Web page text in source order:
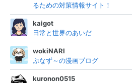
るための対策情報サイト！
kaigot
日常と世界のあいだ
wokiNARI
ぷなず～の漫画ブログ
kuronon0515